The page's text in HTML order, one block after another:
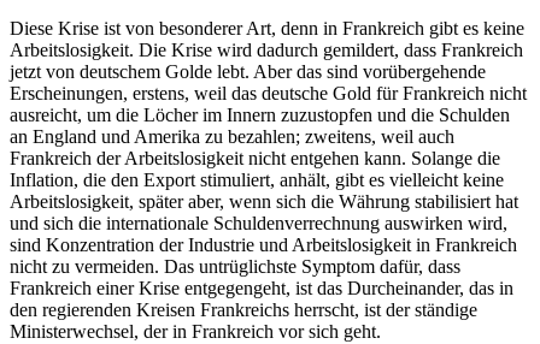
Diese Krise ist von besonderer Art, denn in Frankreich gibt es keine
Arbeitslosigkeit. Die Krise wird dadurch gemildert, dass Frankreich
jetzt von deutschem Golde lebt. Aber das sind vorübergehende
Erscheinungen, erstens, weil das deutsche Gold für Frankreich nicht
ausreicht, um die Löcher im Innern zuzustopfen und die Schulden
an England und Amerika zu bezahlen; zweitens, weil auch
Frankreich der Arbeitslosigkeit nicht entgehen kann. Solange die
Inflation, die den Export stimuliert, anhält, gibt es vielleicht keine
Arbeitslosigkeit, später aber, wenn sich die Währung stabilisiert hat
und sich die internationale Schuldenverrechnung auswirken wird,
sind Konzentration der Industrie und Arbeitslosigkeit in Frankreich
nicht zu vermeiden. Das untrüglichste Symptom dafür, dass
Frankreich einer Krise entgegengeht, ist das Durcheinander, das in
den regierenden Kreisen Frankreichs herrscht, ist der ständige
Ministerwechsel, der in Frankreich vor sich geht.